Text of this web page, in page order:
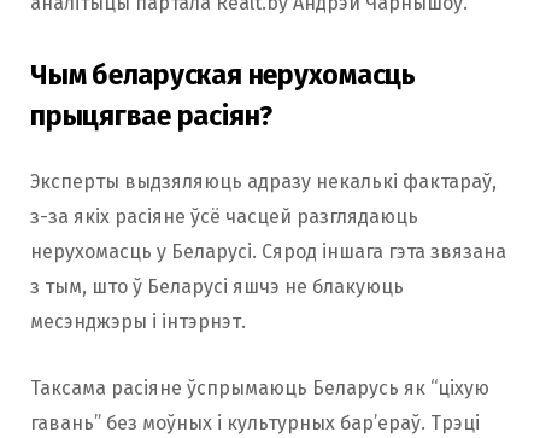
Чым беларуская нерухомасць
прыцягвае расіян?
Эксперты выдзяляюць адразу некалькі фактараў,
з-за якіх расіяне ўсё часцей разглядаюць
нерухомасць у Беларусі. Сярод іншага гэта звязана
з тым, што ў Беларусі яшчэ не блакуюць
месэнджэры і інтэрнэт.
Таксама расіяне ўспрымаюць Беларусь як “ціхую
гавань” без моўных і культурных бар’ераў. Трэці